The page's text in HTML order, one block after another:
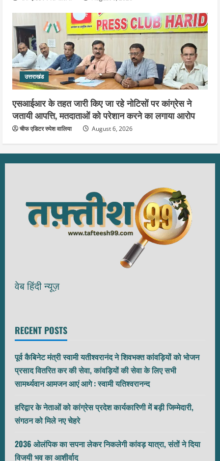
उत्तराखंड
एसआईआर के तहत जारी किए जा रहे नोटिसों पर कांग्रेस ने
जतायी आपत्ति, मतदाताओं को परेशान करने का लगाया आरोप
चीफ एडिटर रुपेश वालिया August 6, 2026
वेब हिंदी न्यूज़
RECENT POSTS
पूर्व कैबिनेट मंत्री स्वामी यतीश्वरानंद ने शिवभक्त कांवड़ियों को भोजन
प्रसाद वितरित कर की सेवा, कांवड़ियों की सेवा के लिए सभी
सामर्थ्यवान आमजन आएं आगे : स्वामी यतिश्वरानन्द
हरिद्वार के नेताओं को कांग्रेस प्रदेश कार्यकारिणी में बड़ी जिम्मेदारी,
संगठन को मिले नए चेहरे
2036 ओलंपिक का सपना लेकर निकलेगी कांवड़ यात्रा, संतों ने दिया
विजयी भव का आशीर्वाद